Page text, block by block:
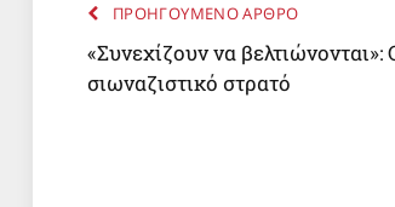
ΠΡΟΗΓΟΥΜΕΝΟ ΑΡΘΡΟ
«Συνεχίζουν να
σιωναζιστικό στρατό